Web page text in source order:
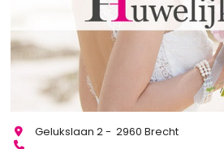
Gelukslaan 2 - 2960 Brecht